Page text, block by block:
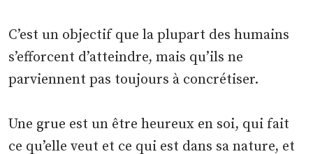
C’est un objectif que la plupart des humains
s’efforcent d’atteindre, mais qu’ils ne
parviennent pas toujours à concrétiser.
Une grue est un être heureux en soi, qui fait
ce qu’elle veut et ce qui est dans sa nature, et